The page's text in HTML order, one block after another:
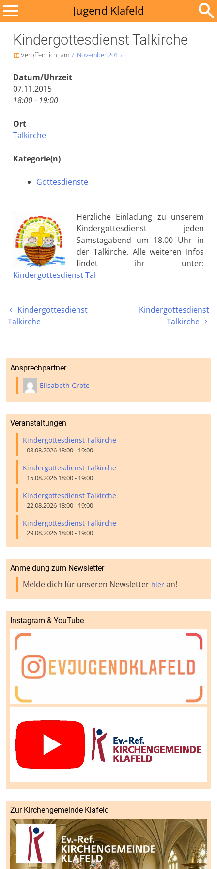
Zum
Inhalt
Jugend Klafeld
nach:Kindergottesdienst Talkirche
Veröffentlicht am7. November 2015
Datum/Uhrzeit
07.11.2015
18:00 - 19:00
Ort
Talkirche
Kategorie(n)
Gottesdienste
Herzliche Einladung zu unserem
Kindergottesdienst jeden
Samstagabend um 18.00 Uhr in
der Talkirche. Alle weiteren Infos
findet ihr unter:
Kindergottesdienst Tal
Beitragsnavigation
 Kindergottesdienst
Talkirche
Kindergottesdienst
Talkirche 
Ansprechpartner
Elisabeth Grote
Veranstaltungen
Kindergottesdienst Talkirche
08.08.2026 18:00 - 19:00
Kindergottesdienst Talkirche
15.08.2026 18:00 - 19:00
Kindergottesdienst Talkirche
22.08.2026 18:00 - 19:00
Kindergottesdienst Talkirche
29.08.2026 18:00 - 19:00
Anmeldung zum Newsletter
Melde dich für unseren Newsletter hier an!
Instagram & YouTube
Zur Kirchengemeinde Klafeld